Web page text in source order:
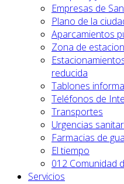
Empresas de
Plano de la
Aparcamientos
Zona de
reducida
Tablones
Teléfonos de
Transportes
Urgencias
Farmacias de
El tiempo
012 Comunidad
Servicios